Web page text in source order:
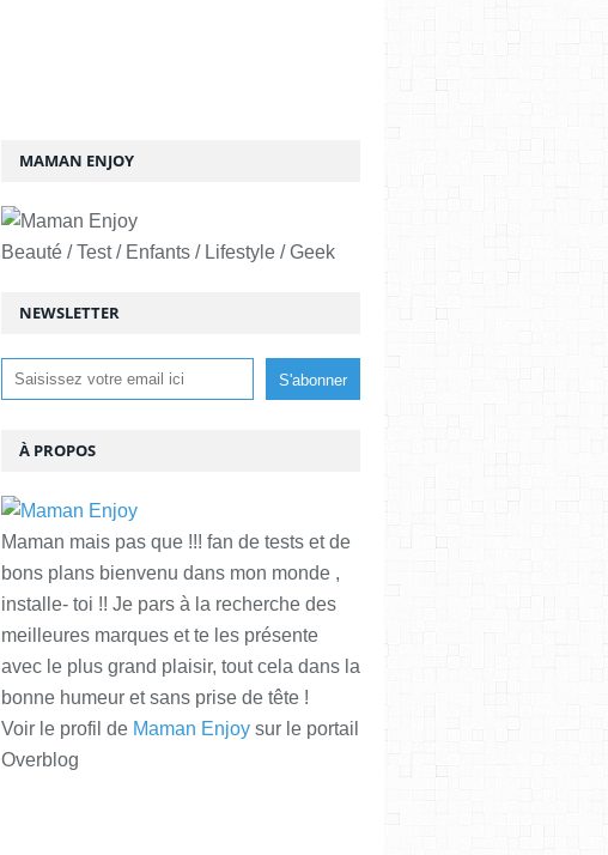
NEWSLETTER
MAMAN ENJOY
Beauté / Test / Enfants / Lifestyle / Geek
À PROPOS
Maman mais pas que !!! fan de tests et de
bons plans bienvenu dans mon monde ,
installe- toi !! Je pars à la recherche des
meilleures marques et te les présente
avec le plus grand plaisir, tout cela dans la
bonne humeur et sans prise de tête !
Voir le profil de Maman Enjoy sur le portail
Overblog